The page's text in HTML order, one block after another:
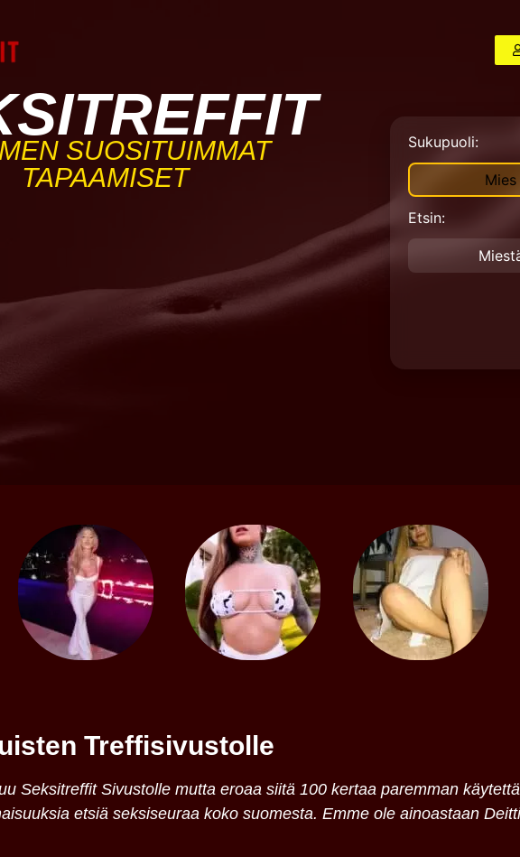
SUOSITUIMMAT
TAPAAMISET
Sukupuoli:
Mies
Etsin:
Treffisivustolle
Seksitreffit Sivustolle mutta eroaa siitä 100 kertaa paremman
etsiä seksiseuraa koko suomesta. Emme ole ainoastaan